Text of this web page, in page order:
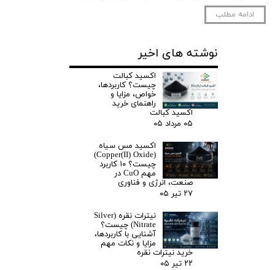
ادامه مطلب
نوشته های اخیر
اکسید کبالت
چیست؟ کاربردها،
خواص، مزایا و
راهنمای خرید
اکسید کبالت
۰۵ مرداد ۰۵
اکسید مس سیاه
(Copper(II) Oxide)
چیست؟ ۱۰ کاربرد
مهم CuO در
صنعت، انرژی و فناوری
۲۷ تیر ۰۵
نیترات نقره (Silver
Nitrate) چیست؟
آشنایی با کاربردها،
مزایا و نکات مهم
خرید نیترات نقره
۲۲ تیر ۰۵